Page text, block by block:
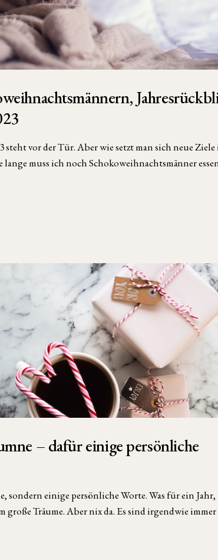
steht vor der Tür. Aber wie setzt man sich neue Ziele
muss ich noch Schokoweihnachtsmänner
– dafür einige persönliche
sondern einige persönliche Worte. Was für ein Jahr,
große Träume. Aber nix da. Es sind irgendwie immer